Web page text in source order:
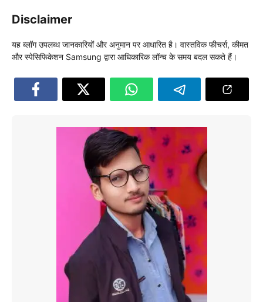
Disclaimer
यह ब्लॉग उपलब्ध जानकारियों और अनुमान पर आधारित है। वास्तविक फीचर्स, कीमत
और स्पेसिफिकेशन Samsung द्वारा आधिकारिक लॉन्च के समय बदल सकते हैं।